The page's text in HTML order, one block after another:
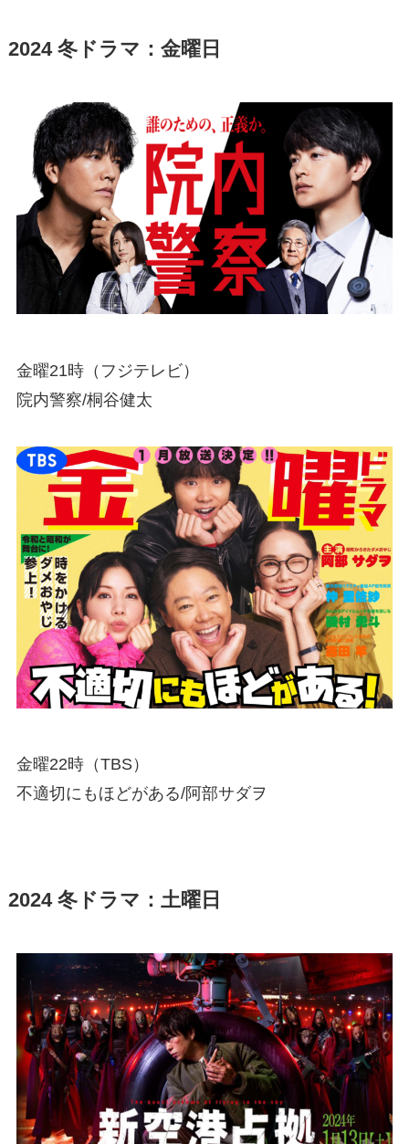
2024 冬ドラマ：金曜日
金曜21時（フジテレビ）
院内警察/桐谷健太
金曜22時（TBS）
不適切にもほどがある/阿部サダヲ
2024 冬ドラマ：土曜日